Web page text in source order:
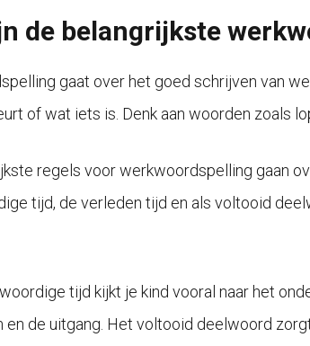
de belangrijkste
gaat over het goed schrijven van
of wat iets is. Denk aan woorden zoals
regels voor werkwoordspelling gaan
tijd, de verleden tijd en als voltooid
tijd kijkt je kind vooral naar het
en de uitgang. Het voltooid deelwoord